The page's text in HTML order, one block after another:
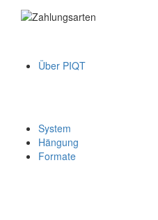
Über PIQT
System
Hängung
Formate